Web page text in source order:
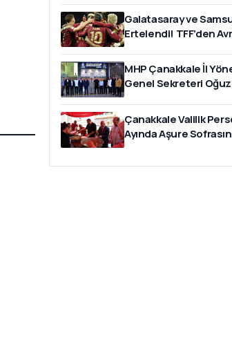
Galatasaray ve
Ertelendi! TFF’den
MHP Çanakkale İl
Genel Sekreteri
Çanakkale Valilik
Ayında Aşure